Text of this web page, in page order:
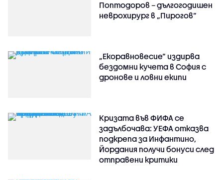
Поптодоров – дългогодишен
неврохирург в „Пирогов“
„Екоравновесие“ издирва
бездомни кучета в София с
дронове и ловни екипи
Кризата във ФИФА се
задълбочава: УЕФА отказва
подкрепа за Инфантино,
Йордания получи бонуси след
отправени критики